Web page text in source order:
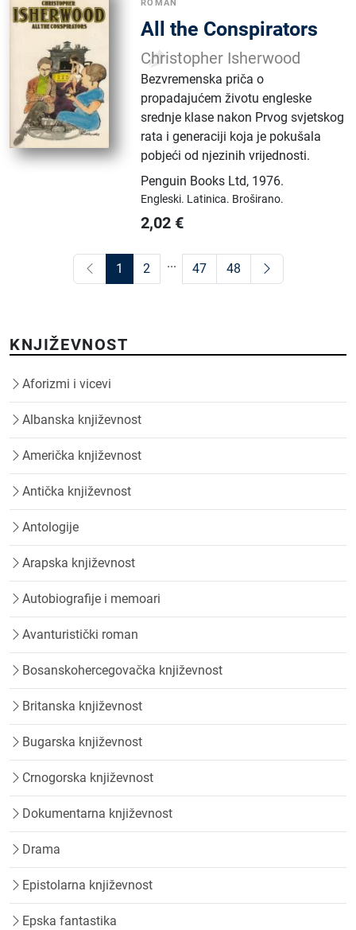
ROMAN
All the Conspirators
Christopher Isherwood
Bezvremenska priča o
propadajućem životu engleske
srednje klase nakon Prvog svjetskog
rata i generaciji koja je pokušala
pobjeći od njezinih vrijednosti.
Penguin Books Ltd, 1976.
Engleski. Latinica. Broširano.
2,02 €
1 2 ... 47 48
KNJIŽEVNOST
Aforizmi i vicevi
Albanska književnost
Američka književnost
Antička književnost
Antologije
Arapska književnost
Autobiografije i memoari
Avanturistički roman
Bosanskohercegovačka književnost
Britanska književnost
Bugarska književnost
Crnogorska književnost
Dokumentarna književnost
Drama
Epistolarna književnost
Epska fantastika